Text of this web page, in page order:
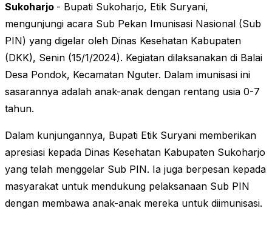
Sukoharjo - Bupati Sukoharjo, Etik Suryani,
mengunjungi acara Sub Pekan Imunisasi Nasional (Sub
PIN) yang digelar oleh Dinas Kesehatan Kabupaten
(DKK), Senin (15/1/2024). Kegiatan dilaksanakan di Balai
Desa Pondok, Kecamatan Nguter. Dalam imunisasi ini
sasarannya adalah anak-anak dengan rentang usia 0-7
tahun.
Dalam kunjungannya, Bupati Etik Suryani memberikan
apresiasi kepada Dinas Kesehatan Kabupaten Sukoharjo
yang telah menggelar Sub PIN. Ia juga berpesan kepada
masyarakat untuk mendukung pelaksanaan Sub PIN
dengan membawa anak-anak mereka untuk diimunisasi.